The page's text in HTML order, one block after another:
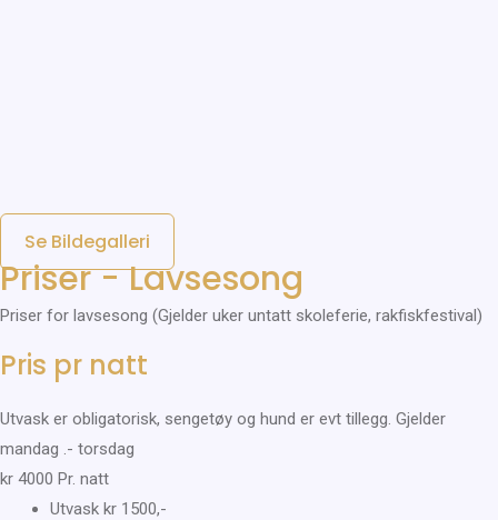
Se Bildegalleri
Priser - Lavsesong
Priser for lavsesong (Gjelder uker untatt skoleferie, rakfiskfestival)
Pris pr natt
Utvask er obligatorisk, sengetøy og hund er evt tillegg. Gjelder
mandag .- torsdag
kr 4000 Pr. natt
Utvask kr 1500,-